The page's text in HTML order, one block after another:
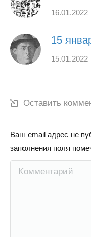
16.01.2022
15
15.01.2022
Оставить
Ваш email адрес не
заполнения поля
Комментарий